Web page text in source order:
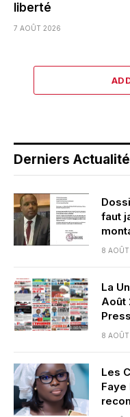
liberté
7 AOÛT 2026
Derniers
faut
8
La
Août
8
Les
Faye